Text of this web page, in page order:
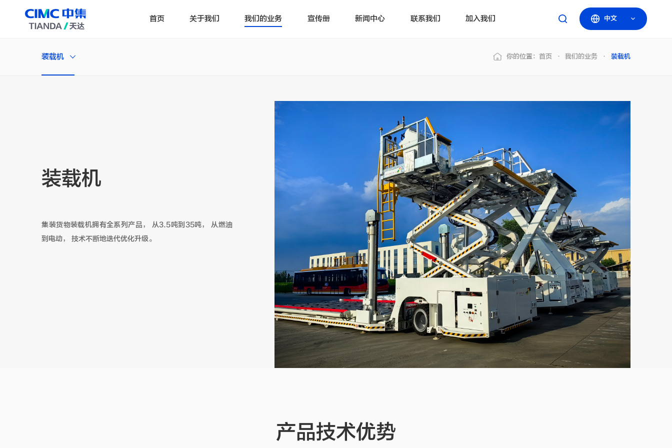
首页 关于我们 我们的业务 宣传册 新闻中心 联系我们 加入我们 中文
装载机 你的位置： 首页 我们的业务 装载机
装载机
集装货物装载机拥有全系列产品， 从3.5吨到 35吨， 从燃油
到电动， 技术不断地迭代优化升级。
产品技术优势